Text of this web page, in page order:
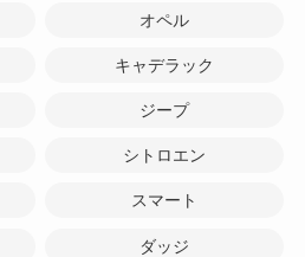
オペル
キャデラック
ジープ
シトロエン
スマート
ダッジ